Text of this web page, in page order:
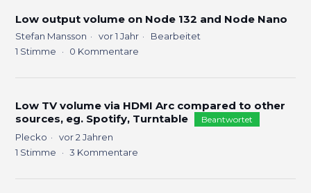
Low output volume on Node 132 and Node Nano
Stefan Mansson vor 1 Jahr
Bearbeitet
1 Stimme 0 Kommentare
Low TV volume via HDMI Arc compared to other
sources, eg. Spotify, Turntable
Beantwortet
Plecko
vor 2 Jahren
1 Stimme 3 Kommentare